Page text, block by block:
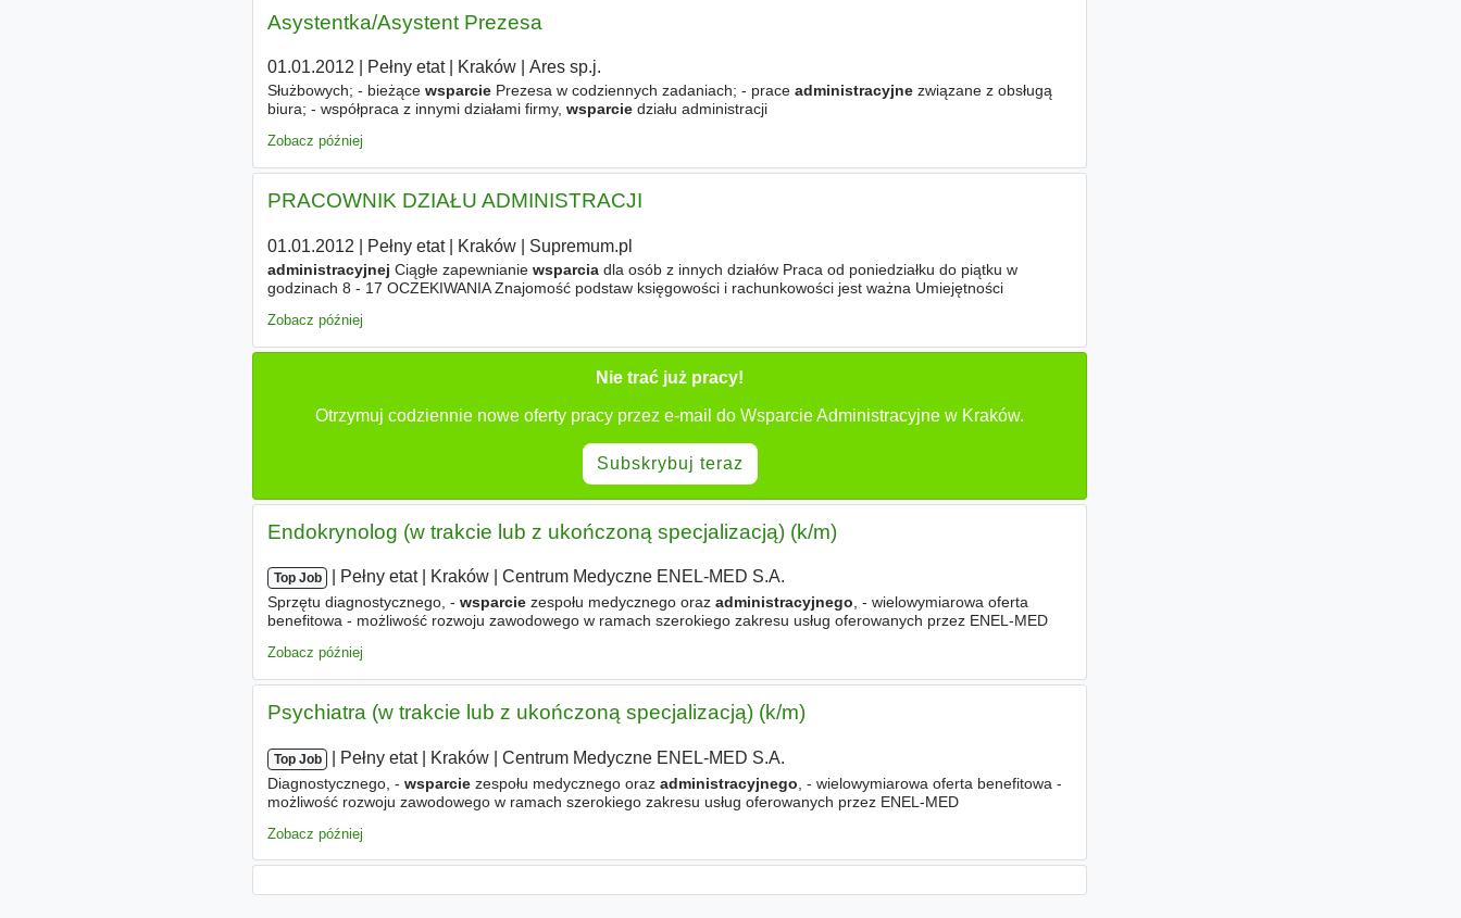
Asystentka/Asystent Prezesa
01.01.2012 Pełny etat| Kraków| Ares sp.j.
Służbowych; - bieżące wsparciePrezesa w codziennych zadaniach; - prace administracyjnezwiązane z obsługą
biura; - współpraca z innymi działami firmy, wsparciedziału administracji
Zobacz później
PRACOWNIK DZIAŁU ADMINISTRACJI
01.01.2012 Pełny etat| Kraków| Supremum.pl
administracyjnej Ciągłe zapewnianie wsparciadla osób z innych działów Praca od poniedziałku do piątku w
godzinach 8 - 17 OCZEKIWANIA Znajomość podstaw księgowości i rachunkowości jest ważna Umiejętności
OFFICE
Zobacz później
Nie trać już pracy!
Otrzymuj codziennie nowe oferty pracy przez e-mail do Wsparcie Administracyjne w Kraków.
Subskrybuj teraz
Endokrynolog (w trakcie lub z ukończoną specjalizacją) (k/m)
Top Job Pełny etat| Kraków Centrum Medyczne ENEL-MED S.A.
Sprzętu diagnostycznego, - wsparciezespołu medycznego oraz administracyjnego, - wielowymiarowa oferta
benefitowa - możliwość rozwoju zawodowego w ramach szerokiego zakresu usług oferowanych przez ENEL-MED
Zobacz później
Psychiatra (w trakcie lub z ukończoną specjalizacją) (k/m)
Top Job Pełny etat| Kraków Centrum Medyczne ENEL-MED S.A.
Diagnostycznego, - wsparciezespołu medycznego oraz administracyjnego , - wielowymiarowa oferta benefitowa -
możliwość rozwoju zawodowego w ramach szerokiego zakresu usług oferowanych przez ENEL-MED
Zobacz później